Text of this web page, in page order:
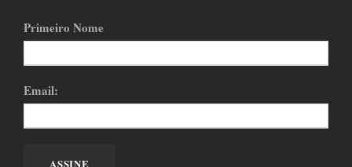
Primeiro Nome
Email: